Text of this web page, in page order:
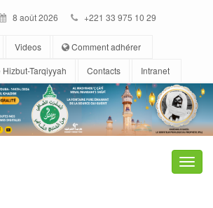
8 août 2026 +221 33 975 10 29
Videos
Comment adhérer
Tarqiyyah
Contacts Intranet
Toggle